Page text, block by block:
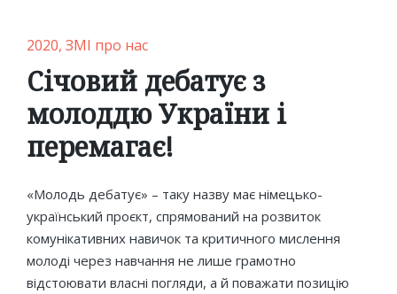
Posted
in
2020 ЗМІ про нас
Січовий дебатує з
молоддю України і
перемагає!
«Молодь дебатує» – таку назву має німецько-
український проєкт, спрямований на розвиток
комунікативних навичок та критичного мислення
молоді через навчання не лише грамотно
відстоювати власні погляди, а й поважати позицію